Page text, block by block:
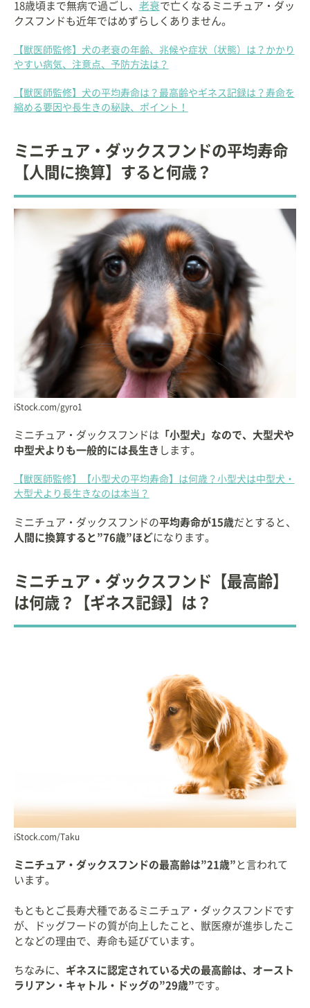
18歳頃まで無病で過ごし、 老衰で亡くなるミニチュア・ダッ
クスフンドも近年ではめずらしくありません。
【獣医師監修】犬の老衰の年齢、兆候や症状（状態）は？かかり
やすい病気、注意点、予防方法は？
【獣医師監修】犬の平均寿命は？最高齢やギネス記録は？寿命を
縮める要因や長生きの秘訣、ポイント！
ミニチュア・ダックスフンドの平均寿命
【人間に換算】すると何歳？
iStock.com/gyro1
ミニチュア・ダックスフンドは 「小型犬」なので、大型犬や
中型犬よりも一般的には長生き します。
【獣医師監修】【小型犬の平均寿命】は何歳？小型犬は中型犬・
大型犬より長生きなのは本当？
ミニチュア・ダックスフンドの平均寿命が15歳だとすると、
人間に換算すると”76歳”ほどになります。
ミニチュア・ダックスフンド【最高齢】
は何歳？【ギネス記録】は？
iStock.com/Taku
ミニチュア・ダックスフンドの最高齢は”21歳” と言われて
います。
もともとご長寿犬種であるミニチュア・ダックスフンドです
が、ドッグフードの質が向上したこと、獣医療が進歩したこ
となどの理由で、寿命も延びています。
ちなみに、 ギネスに認定されている犬の最高齢は、オースト
ラリアン・キャトル・ドッグの”29歳”です。